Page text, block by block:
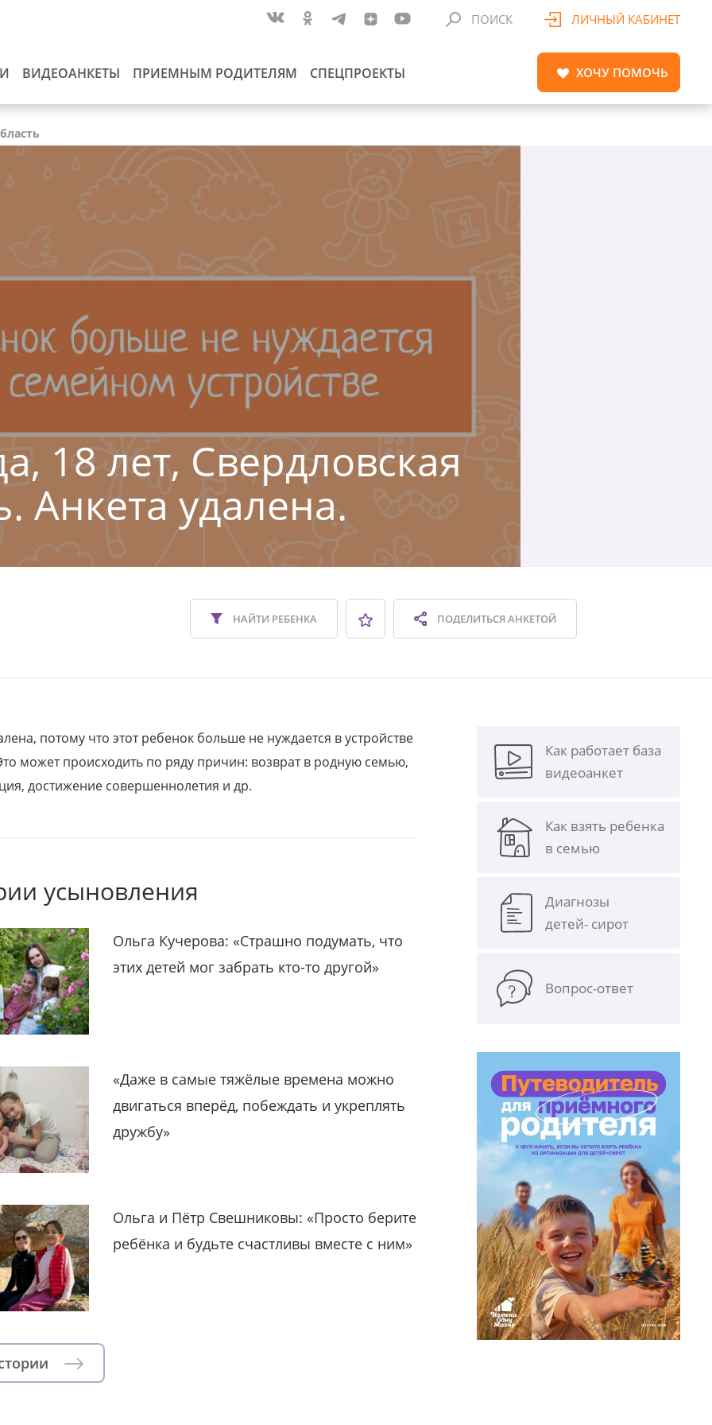
ВИДЕОАНКЕТЫ ПРИЕМНЫМ РОДИТЕЛЯМ СПЕЦПРОЕКТЫ
ПОИСК ЛИЧНЫЙ КАБИНЕТ
ХОЧУ ПОМОЧЬ
18 лет, Свердловская
Анкета удалена.
ПОДЕЛИТЬСЯАНКЕТОЙ
НАЙТИ РЕБЕНКА
потому что этот ребенок больше не нуждается в устройстве
может происходить по ряду причин: возврат в родную семью,
достижение совершеннолетия и др.
усыновления
Ольга Кучерова: «Страшно подумать, что
этих детей мог забрать кто-то другой»
«Даже в самые тяжёлые времена можно
двигаться вперёд, побеждать и укреплять
дружбу»
Ольга и Пётр Свешниковы: «Просто берите
ребёнка и будьте счастливы вместе с ним»
Как работает база
видеоанкет
Как взять ребенка
в семью
Диагнозы
детей- сирот
Вопрос-ответ